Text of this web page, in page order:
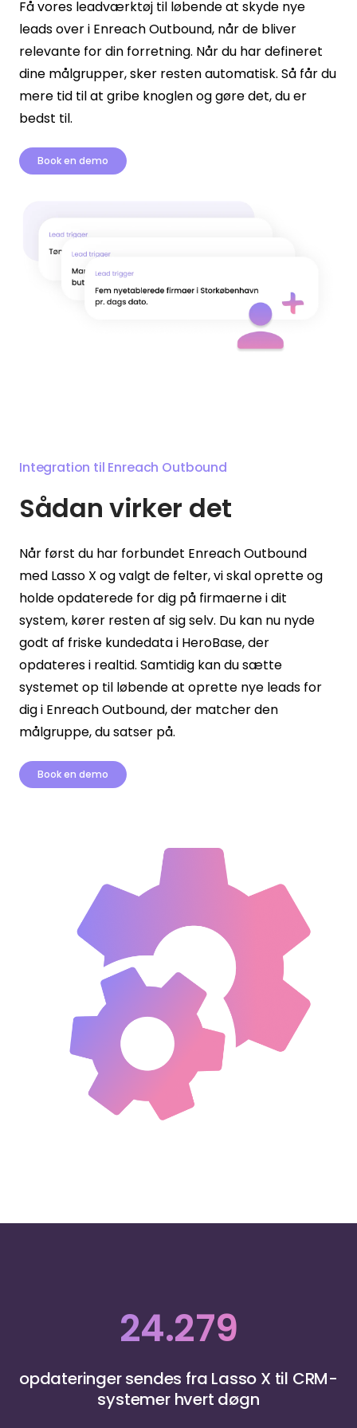
Få vores leadværktøj til løbende at skyde nye
leads over i Enreach Outbound, når de bliver
relevante for din forretning. Når du har defineret
dine målgrupper, sker resten automatisk. Så får du
mere tid til at gribe knoglen og gøre det, du er
bedst til.
Book en demo
Integration til Enreach Outbound
Sådan virker det
Når først du har forbundet Enreach Outbound
med Lasso X og valgt de felter, vi skal oprette og
holde opdaterede for dig på firmaerne i dit
system, kører resten af sig selv. Du kan nu nyde
godt af friske kundedata i HeroBase, der
opdateres i realtid. Samtidig kan du sætte
systemet op til løbende at oprette nye leads for
dig i Enreach Outbound, der matcher den
målgruppe, du satser på.
Book en demo
24.279
opdateringer sendes fra Lasso X til CRM-
systemer hvert døgn